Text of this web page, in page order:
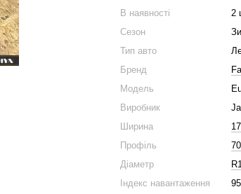
В наявності
2
Сезон
Тип авто
Бренд
Модель
Виробник
Ширина
Профіль
70
Діаметр
Індекс навантаження